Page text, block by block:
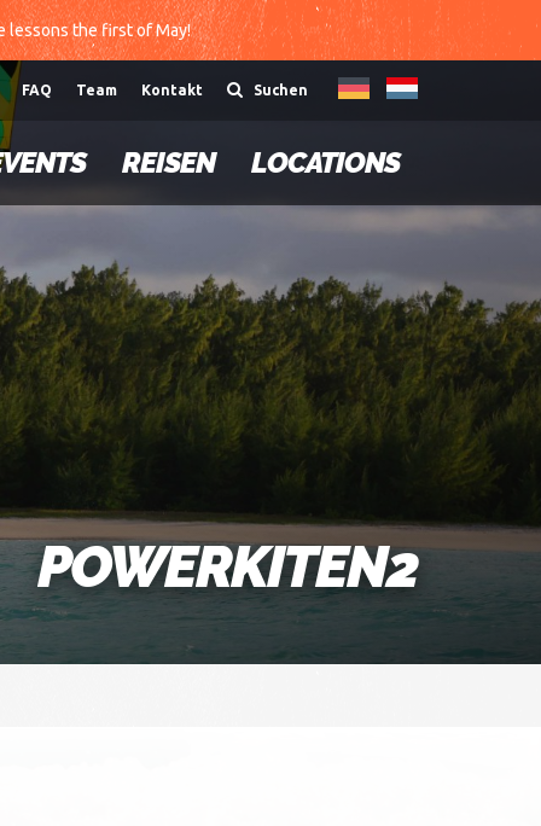
lessons the first of May!
Suchen
FAQ Team Kontakt
REISEN LOCATIONS
POWERKITEN2